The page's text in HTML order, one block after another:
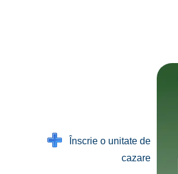
Înscrie o unitate de
cazare